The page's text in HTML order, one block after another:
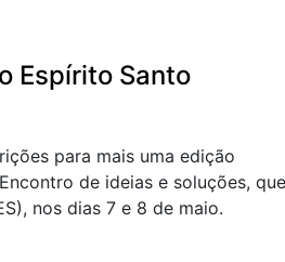
Espírito Santo
para mais uma edição
de ideias e soluções, que
nos dias 7 e 8 de maio.